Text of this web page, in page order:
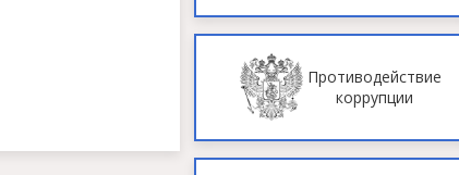
Противодействие
коррупции